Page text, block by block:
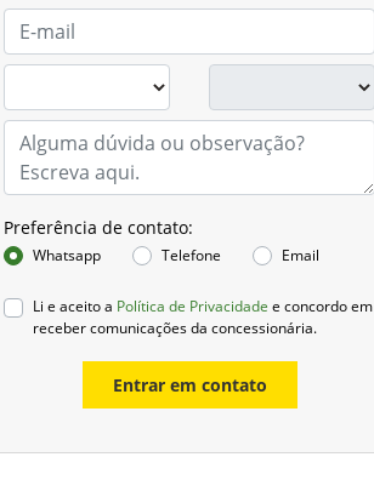
Preferência de contato:
Whatsapp Telefone Email
Li e aceito a Política de Privacidade e concordo em
receber comunicações da concessionária.
Entrar em contato